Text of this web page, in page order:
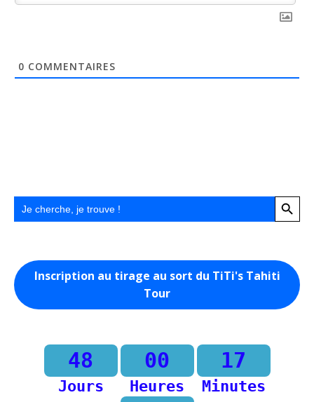
0 COMMENTAIRES
Search
for:
Search Button
Inscription au tirage au sort du TiTi's Tahiti
Tour
48
Jours
00
Heures
17
Minutes